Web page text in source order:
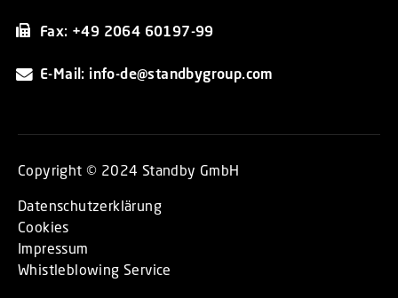
Fax: +49 2064 60197-99
E-Mail: info-de@standbygroup.com
Copyright © 2024 Standby GmbH
Datenschutzerklärung
Cookies
Impressum
Whistleblowing Service